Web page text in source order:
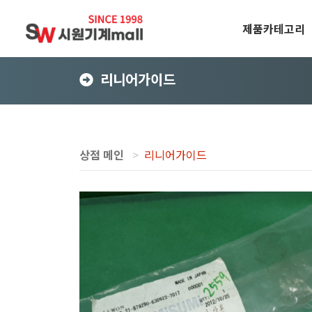
제품카테고리
리니어가이드
상점 메인 리니어가이드